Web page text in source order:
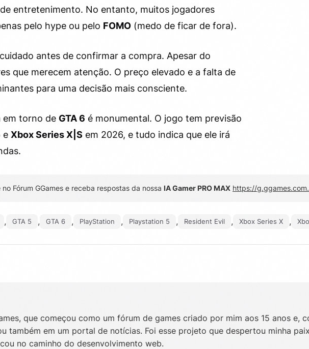
entretenimento. No entanto, muitos jogadores
pelo hype ou pelo FOMO (medo de ficar de fora).
antes de confirmar a compra. Apesar do
que merecem atenção. O preço elevado e a falta de
para uma decisão mais consciente.
em torno de GTA 6 é monumental. O jogo tem previsão
e Xbox Series X|S em 2026, e tudo indica que ele irá
Fórum GGames e receba respostas da nossa IA Gamer PRO MAX https://
, GTA 5 , GTA 6 , PlayStation , Playstation 5 , Resident Evil , Xbox Series X ,
que começou como um fórum de games criado por mim aos 15 anos e,
também em um portal de notícias. Foi esse projeto que despertou minha
no caminho do desenvolvimento web.